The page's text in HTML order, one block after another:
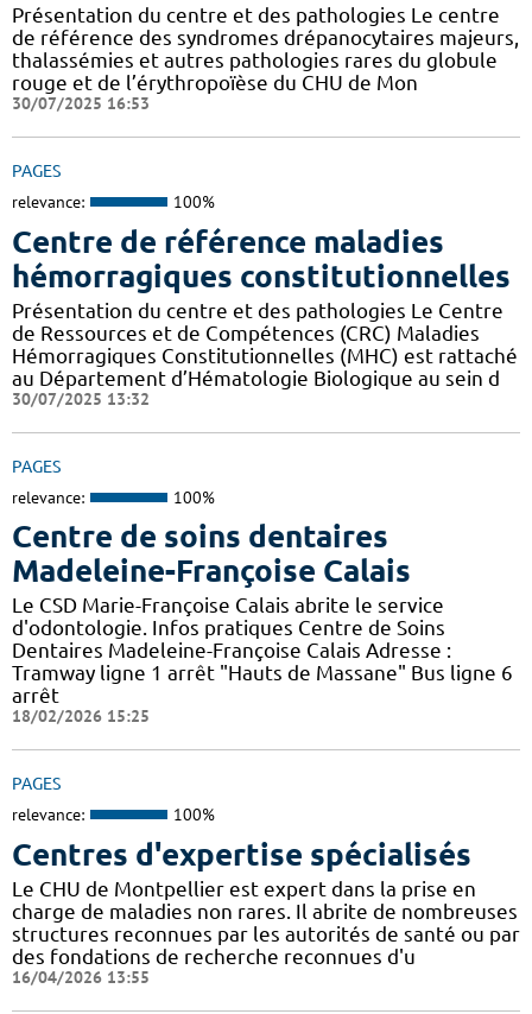
Présentation du centre et des pathologies Le centre
de référence des syndromes drépanocytaires majeurs,
thalassémies et autres pathologies rares du globule
rouge et de l’érythropoïèse du CHU de Mon
30/07/2025 16:53
PAGES
relevance: 100%
Centre de référence maladies
hémorragiques constitutionnelles
Présentation du centre et des pathologies Le Centre
de Ressources et de Compétences (CRC) Maladies
Hémorragiques Constitutionnelles (MHC) est rattaché
au Département d’Hématologie Biologique au sein d
30/07/2025 13:32
PAGES
relevance: 100%
Centre de soins dentaires
Madeleine-Françoise Calais
Le CSD Marie-Françoise Calais abrite le service
d'odontologie. Infos pratiques Centre de Soins
Dentaires Madeleine-Françoise Calais Adresse :
Tramway ligne 1 arrêt "Hauts de Massane" Bus ligne 6
arrêt
18/02/2026 15:25
PAGES
relevance: 100%
Centres d'expertise spécialisés
Le CHU de Montpellier est expert dans la prise en
charge de maladies non rares. Il abrite de nombreuses
structures reconnues par les autorités de santé ou par
des fondations de recherche reconnues d'u
16/04/2026 13:55